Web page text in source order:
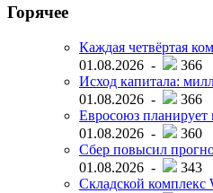
Горячее
Каждая четвёртая
01.08.2026 -
366
Исход капитала:
01.08.2026 -
366
Евросоюз планирует
01.08.2026 -
360
Сбер повысил
01.08.2026 -
343
Складской комплекс